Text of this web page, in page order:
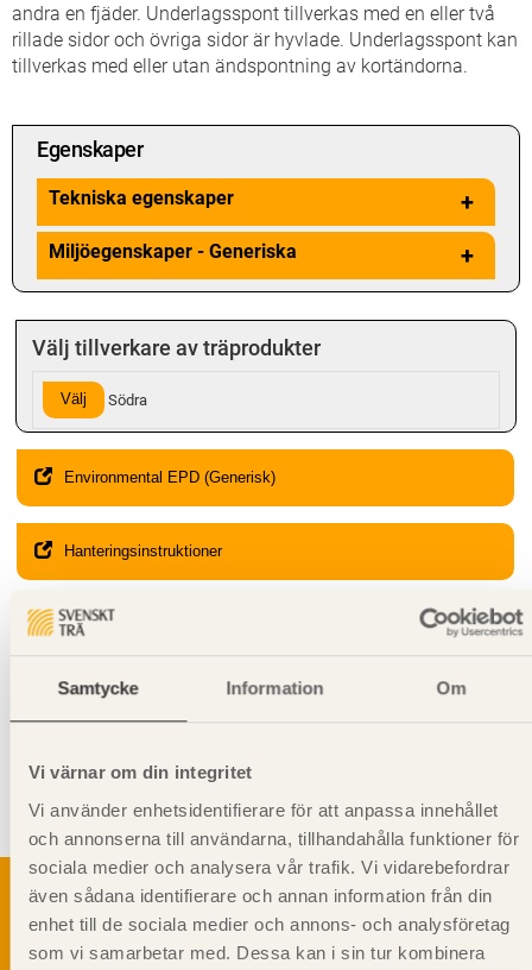
Samtycke Information Om
Vi värnar om din integritet
Vi använder enhetsidentifierare för att anpassa innehållet
och annonserna till användarna, tillhandahålla funktioner för
sociala medier och analysera vår trafik. Vi vidarebefordrar
även sådana identifierare och annan information från din
enhet till de sociala medier och annons- och analysföretag
som vi samarbetar med. Dessa kan i sin tur kombinera
andra en fjäder. Underlagsspont tillverkas med en eller två
rillade sidor och övriga sidor är hyvlade. Underlagsspont kan
tillverkas med eller utan ändspontning av kortändorna.
Egenskaper
Tekniska egenskaper +
Miljöegenskaper - Generiska +
Välj tillverkare av träprodukter
Välj Södra
Environmental EPD (Generisk)
Hanteringsinstruktioner
Giltighet
Gäller från och med:
2024-08-12
Syftet med rillning av underlagsspont är att motverka missfärgning
och mikrobiell tillväxt. När till exempel underlagsspont används som
Svenskt Träs Produktkatalog är svensk